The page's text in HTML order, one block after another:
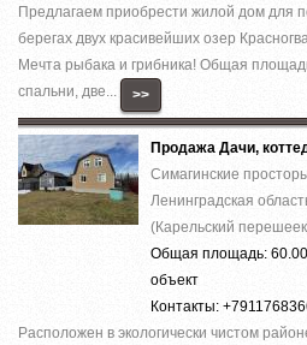
Предлагаем приобрести жилой дом для
берегах двух красивейших озер
Мечта рыбака и грибника! Общая
спальни, две...
>>
Продажа Дачи,
Симагинские
Ленинградская
(Карельский
Общая площадь:
объект
Контакты:
Расположен в экологически чистом